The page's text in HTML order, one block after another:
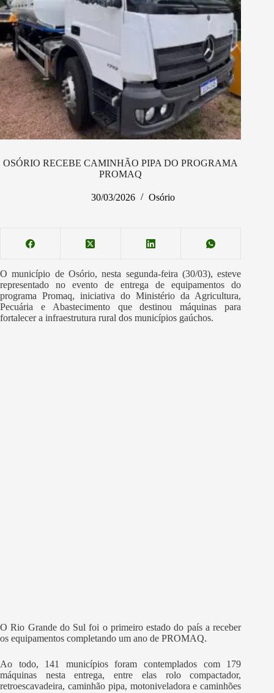
OSÓRIO RECEBE CAMINHÃO PIPA DO PROGRAMA
PROMAQ
30/03/2026 Osório
O município de Osório, nesta segunda-feira (30/03), esteve
representado no evento de entrega de equipamentos do
programa Promaq, iniciativa do Ministério da Agricultura,
Pecuária e Abastecimento que destinou máquinas para
fortalecer a infraestrutura rural dos municípios gaúchos.
O Rio Grande do Sul foi o primeiro estado do país a receber
os equipamentos completando um ano de PROMAQ.
Ao todo, 141 municípios foram contemplados com 179
máquinas nesta entrega, entre elas rolo compactador,
retroescavadeira, caminhão pipa, motoniveladora e caminhões